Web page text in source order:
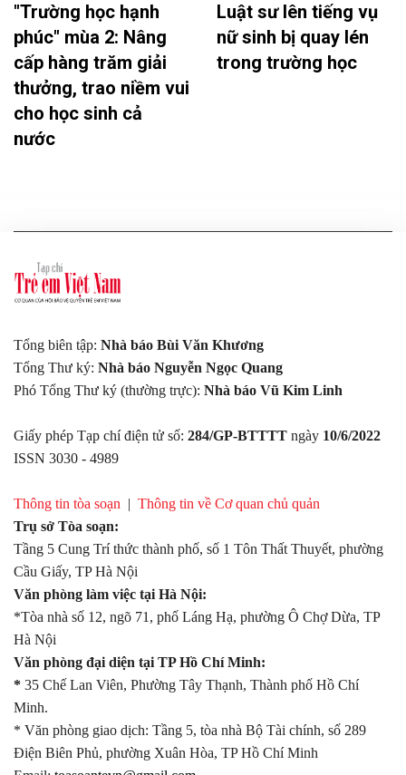
"Trường học hạnh
phúc" mùa 2: Nâng
cấp hàng trăm giải
thưởng, trao niềm vui
cho học sinh cả
nước
Luật sư lên tiếng vụ
nữ sinh bị quay lén
trong trường học
Tổng biên tập: Nhà báo Bùi Văn Khương
Tổng Thư ký: Nhà báo Nguyễn Ngọc Quang
Phó Tổng Thư ký (thường trực): Nhà báo Vũ Kim Linh
Giấy phép Tạp chí điện tử số: 284/GP-BTTTT ngày 10/6/2022
ISSN 3030 - 4989
Thông tin tòa soạn | Thông tin về Cơ quan chủ quản
Trụ sở Tòa soạn:
Tầng 5 Cung Trí thức thành phố, số 1 Tôn Thất Thuyết, phường
Cầu Giấy, TP Hà Nội
Văn phòng làm việc tại Hà Nội:
*Tòa nhà số 12, ngõ 71, phố Láng Hạ, phường Ô Chợ Dừa, TP
Hà Nội
Văn phòng đại diện tại TP Hồ Chí Minh:
* 35 Chế Lan Viên, Phường Tây Thạnh, Thành phố Hồ Chí
Minh.
* Văn phòng giao dịch: Tầng 5, tòa nhà Bộ Tài chính, số 289
Điện Biên Phủ, phường Xuân Hòa, TP Hồ Chí Minh